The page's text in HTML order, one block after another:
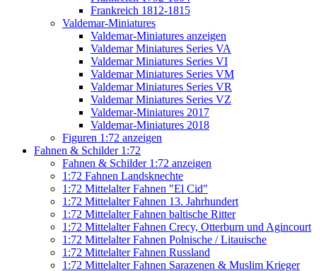
Frankreich 1812-1815
Valdemar-Miniatures
Valdemar-Miniatures anzeigen
Valdemar Miniatures Series VA
Valdemar Miniatures Series VI
Valdemar Miniatures Series VM
Valdemar Miniatures Series VR
Valdemar Miniatures Series VZ
Valdemar-Miniatures 2017
Valdemar-Miniatures 2018
Figuren 1:72 anzeigen
Fahnen & Schilder 1:72
Fahnen & Schilder 1:72 anzeigen
1:72 Fahnen Landsknechte
1:72 Mittelalter Fahnen "El Cid"
1:72 Mittelalter Fahnen 13. Jahrhundert
1:72 Mittelalter Fahnen baltische Ritter
1:72 Mittelalter Fahnen Crecy, Otterburn und Agincourt
1:72 Mittelalter Fahnen Polnische / Litauische
1:72 Mittelalter Fahnen Russland
1:72 Mittelalter Fahnen Sarazenen & Muslim Krieger